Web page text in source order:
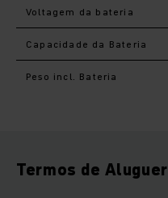
Voltagem da bateria
Capacidade da Bateria
Peso incl. Bateria
Termos de Aluguer